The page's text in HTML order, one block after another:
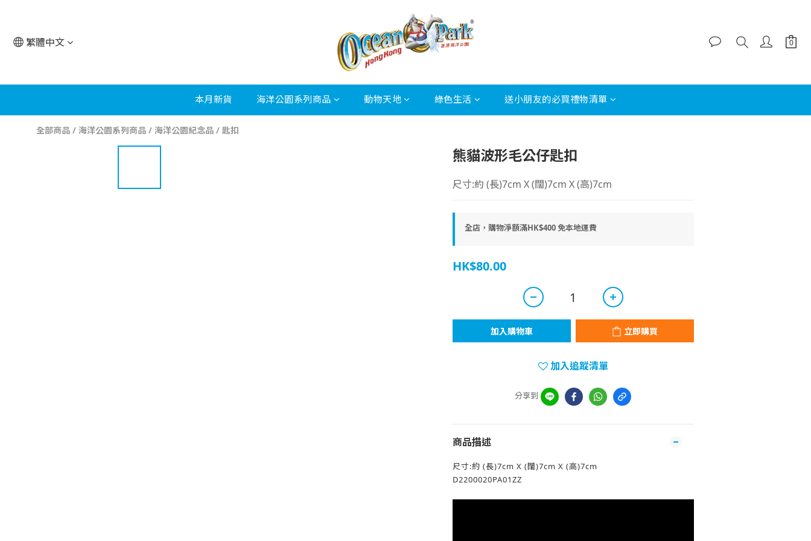
繁體中文
本月新貨 海洋公園系列商品 動物天地 綠色生活 送小朋友的必買禮物清單
全部商品 / 海洋公園系列商品 / 海洋公園紀念品 / 匙扣
熊貓波形毛公仔匙扣
尺寸:約 (長)7cm X (闊)7cm X (高)7cm
全店，購物淨額滿HK$400 免本地運費
HK$80.00
加入購物車 立即購買
加入追蹤清單
分享到
商品描述
尺寸:約 (長)7cm X (闊)7cm X (高)7cm
D2200020PA01ZZ